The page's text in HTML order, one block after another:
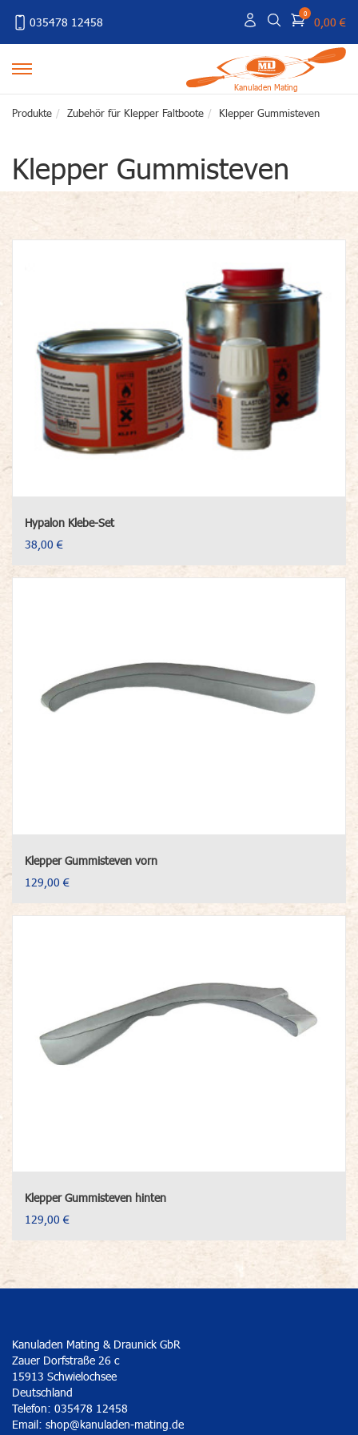
035478 12458
0
0,00 €
Kanuladen Mating
Produkte Zubehör für Klepper Faltboote Klepper Gummisteven
Klepper Gummisteven
Hypalon Klebe-Set
38,00 €
Klepper Gummisteven vorn
129,00 €
Klepper Gummisteven hinten
129,00 €
Kanuladen Mating & Draunick GbR
Zauer Dorfstraße 26 c
15913 Schwielochsee
Deutschland
Telefon: 035478 12458
Email: shop@kanuladen-mating.de